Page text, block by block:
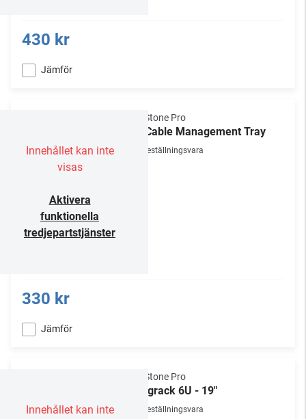
430 kr
Jämför
Innehållet kan inte
visas
Aktivera
funktionella
tredjepartstjänster
NorStone Pro
1U Cable Management Tray
Beställningsvara
330 kr
Jämför
Innehållet kan inte
NorStone Pro
Väggrack 6U - 19"
Beställningsvara